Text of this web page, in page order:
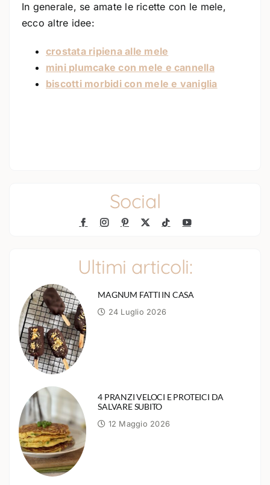
In generale, se amate le ricette con le mele,
ecco altre idee:
crostata ripiena alle mele
mini plumcake con mele e cannella
biscotti morbidi con mele e vaniglia
Social
Ultimi articoli:
MAGNUM FATTI IN CASA
24 Luglio 2026
4 PRANZI VELOCI E PROTEICI DA
SALVARE SUBITO
12 Maggio 2026